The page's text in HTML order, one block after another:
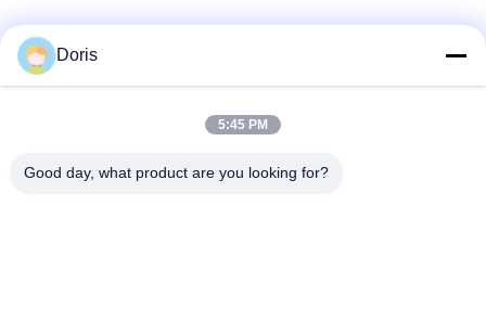
Doris
5:45 PM
Good day, what product are you looking for?